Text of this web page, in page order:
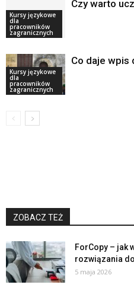
Kursy językowe
dla
pracowników
zagranicznych
Czy warto
Kursy językowe
dla
pracowników
zagranicznych
Co daje wpis
ZOBACZ TEŻ
ForCopy – jak
rozwiązania
5 maja 2026